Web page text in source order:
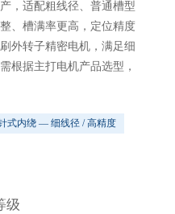
，适配粗线径、普通槽型
、槽满率更高，定位精度
外转子精密电机，满足细
根据主打电机产品选型，
式内绕 — 细线径 / 高精度
级